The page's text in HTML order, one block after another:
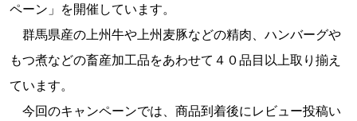
ペーン」を開催しています。
群馬県産の上州牛や上州麦豚などの精肉、ハンバーグや
もつ煮などの畜産加工品をあわせて４０品目以上取り揃え
ています。
今回のキャンペーンでは、商品到着後にレビュー投稿い